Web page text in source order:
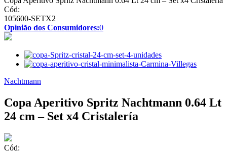
Cód:
105600-SETX2
Opinião dos Consumidores:0
Nachtmann
Copa Aperitivo Spritz Nachtmann 0.64 Lt
24 cm – Set x4 Cristalería
Cód: